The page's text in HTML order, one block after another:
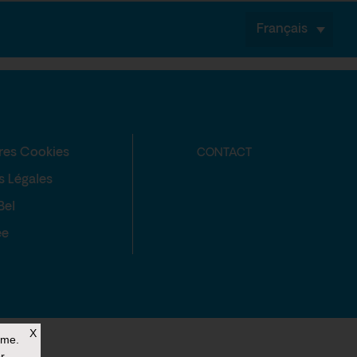
Français
Cookies
Légales
CONTACT
X